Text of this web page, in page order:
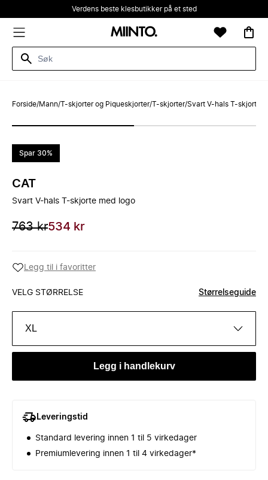
Verdens beste klesbutikker på et sted
Forside/Mann/T-skjorter og Piqueskjorter/T-skjorter/Svart V-hals T-skjorte
Spar 30%
CAT
Svart V-hals T-skjorte med logo
763 kr534 kr
Legg til i favoritter
VELG STØRRELSE Størrelseguide
XL
Legg i handlekurv
Leveringstid
Standard levering innen 1 til 5 virkedager
Premiumlevering innen 1 til 4 virkedager*